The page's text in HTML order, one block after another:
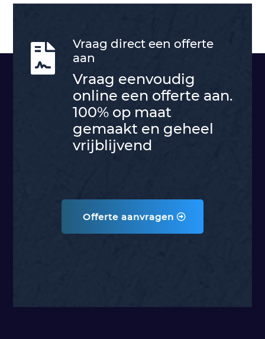

Vraag direct een offerte
aan
Vraag eenvoudig
online een offerte aan.
100% op maat
gemaakt en geheel
vrijblijvend
Offerte aanvragen